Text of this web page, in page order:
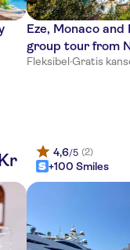
Vieux Nice
Eze, Monaco
group tour from
Fleksibel·Gratis
4,6/5 (2)
+100 Smiles